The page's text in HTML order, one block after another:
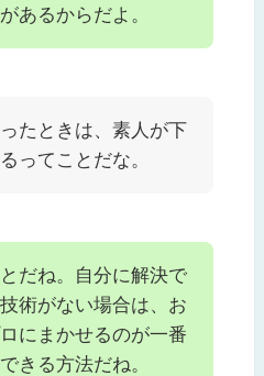
あるからだよ。
たときは、素人が下
ってことだな。
だね。自分に解決で
術がない場合は、お
にまかせるのが一番
きる方法だね。